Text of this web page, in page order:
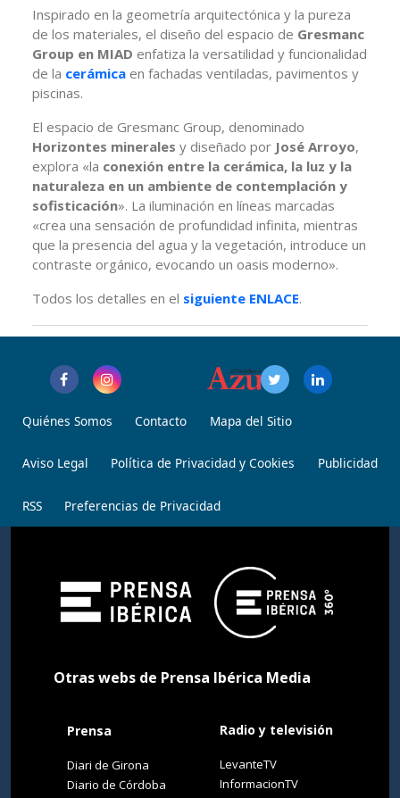
Inspirado en la geometría arquitectónica y la pureza
de los materiales, el diseño del espacio de Gresmanc
Group en MIAD enfatiza la versatilidad y funcionalidad
de la cerámica en fachadas ventiladas, pavimentos y
piscinas.
El espacio de Gresmanc Group, denominado
Horizontes minerales y diseñado por José Arroyo,
explora «la conexión entre la cerámica, la luz y la
naturaleza en un ambiente de contemplación y
sofisticación». La iluminación en líneas marcadas
«crea una sensación de profundidad infinita, mientras
que la presencia del agua y la vegetación, introduce un
contraste orgánico, evocando un oasis moderno».
Todos los detalles en el siguiente ENLACE.
Quiénes Somos Contacto Mapa del Sitio
Aviso Legal Política de Privacidad y Cookies Publicidad
RSS Preferencias de Privacidad
Otras webs de Prensa Ibérica Media
Prensa
Diari de Girona
Diario de Córdoba
Radio y televisión
LevanteTV
InformacionTV